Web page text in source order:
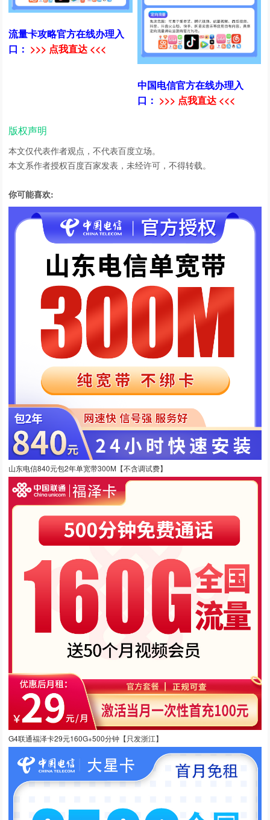
流量卡攻略官方在线办理入
口： >>> 点我直达 <<<
中国电信官方在线办理入
口： >>> 点我直达 <<<
版权声明
本文仅代表作者观点，不代表百度立场。
本文系作者授权百度百家发表，未经许可，不得转载。
你可能喜欢:
山东电信840元包2年单宽带300M【不含调试费】
G4联通福泽卡29元160G+500分钟【只发浙江】